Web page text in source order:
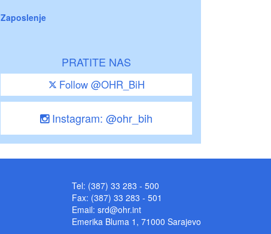
Zaposlenje
PRATITE NAS
Follow @OHR_BiH
Instagram: @ohr_bih
Tel: (387) 33 283 - 500
Fax: (387) 33 283 - 501
Email: srd@ohr.int
Emerika Bluma 1, 71000 Sarajevo